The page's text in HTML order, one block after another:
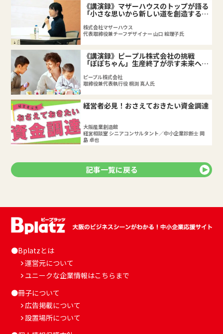
《講演録》マザーハウスのトップが語る
「小さな思いから新しい道を創造する情
株式会社マザーハウス
代表取締役兼チーフデザイナー 山口 絵理子氏
《講演録》ピープル株式会社の挑戦
「ぽぽちゃん」生産終了が示す未来への
ピープル株式会社
取締役兼代表執行役 桐渕 真人氏
経営者必見！おさえておきたい資金調達
大阪産業創造館
経営相談室 シニアコンサルタント／中小企業診断士 岡
島 卓也
記事一覧に戻る
●Bplatzとは
運営元について
ユニークな企業情報はこちらまで
●冊子について
広告掲載について
設置場所について